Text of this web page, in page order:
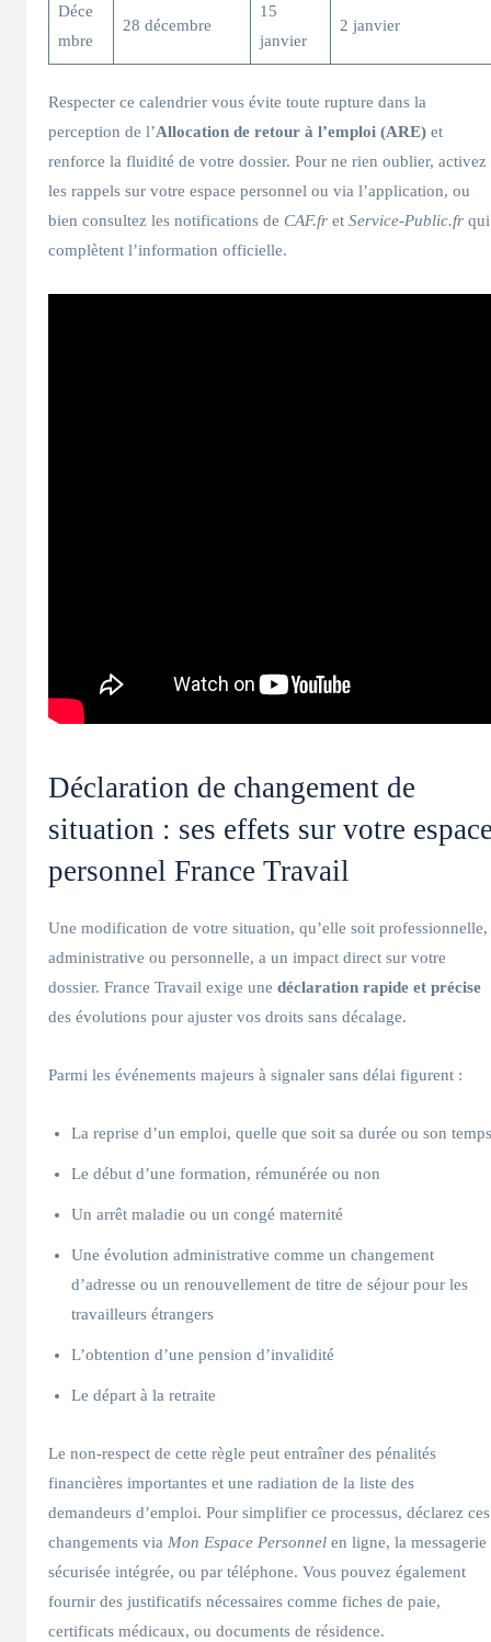
Déce
mbre
28 décembre
15
janvier
2 janvier
Respecter ce calendrier vous évite toute rupture dans la
perception de l’Allocation de retour à l’emploi (ARE) et
renforce la fluidité de votre dossier. Pour ne rien oublier, activez
les rappels sur votre espace personnel ou via l’application, ou
bien consultez les notifications de CAF.fr et Service-Public.fr qui
complètent l’information officielle.
Déclaration de changement de
situation : ses effets sur votre
personnel France Travail
Une modification de votre situation, qu’elle soit professionnelle,
administrative ou personnelle, a un impact direct sur votre
dossier. France Travail exige une déclaration rapide et précise
des évolutions pour ajuster vos droits sans décalage.
Parmi les événements majeurs à signaler sans délai figurent :
La reprise d’un emploi, quelle que soit sa durée ou son temps
Le début d’une formation, rémunérée ou non
Un arrêt maladie ou un congé maternité
Une évolution administrative comme un changement
d’adresse ou un renouvellement de titre de séjour pour les
travailleurs étrangers
L’obtention d’une pension d’invalidité
Le départ à la retraite
Le non-respect de cette règle peut entraîner des pénalités
financières importantes et une radiation de la liste des
demandeurs d’emploi. Pour simplifier ce processus, déclarez ces
changements via Mon Espace Personnel en ligne, la messagerie
sécurisée intégrée, ou par téléphone. Vous pouvez également
fournir des justificatifs nécessaires comme fiches de paie,
certificats médicaux, ou documents de résidence.